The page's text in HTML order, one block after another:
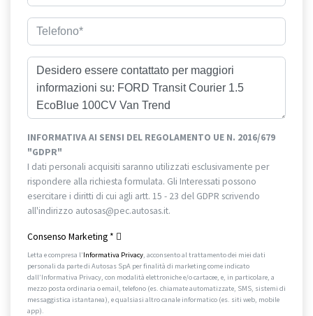
INFORMATIVA AI SENSI DEL REGOLAMENTO UE N. 2016/679
"GDPR"
I dati personali acquisiti saranno utilizzati esclusivamente per
rispondere alla richiesta formulata. Gli Interessati possono
esercitare i diritti di cui agli artt. 15 - 23 del GDPR scrivendo
all'indirizzo autosas@pec.autosas.it.
Consenso Marketing *
Letta e compresa l’Informativa Privacy, acconsento al trattamento dei miei dati
personali da parte di Autosas SpA per finalità di marketing come indicato
dall’Informativa Privacy, con modalità elettroniche e/o cartacee, e, in particolare, a
mezzo posta ordinaria o email, telefono (es. chiamate automatizzate, SMS, sistemi di
messaggistica istantanea), e qualsiasi altro canale informatico (es. siti web, mobile
app).